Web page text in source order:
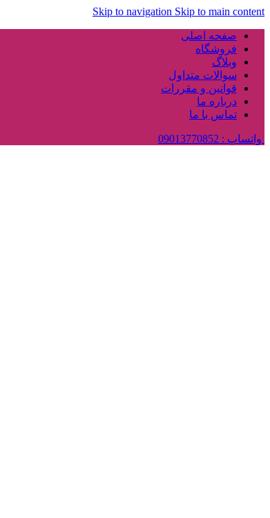
Skip to navigation Skip to main content
صفحه اصلی
فروشگاه
وبلاگ
سوالات متداول
قوانین و مقررات
درباره ما
تماس با ما
واتساپ : 09013770852